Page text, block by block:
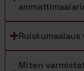
Miten